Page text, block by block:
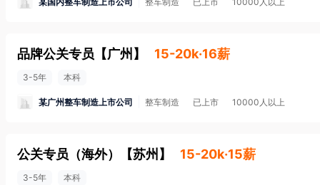
品牌公关专员 【广州 】 15-20k·16薪
3-5年 本科
某广州整车制造上市公司 整车制造 已上市 10000人以上
公关专员（海外） 【苏州 】 15-20k·15薪
3-5年 本科